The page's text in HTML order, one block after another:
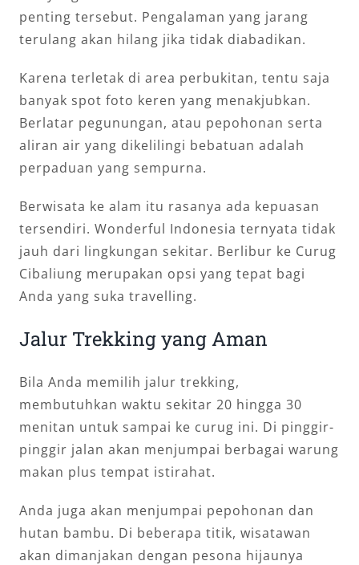
penting tersebut. Pengalaman yang jarang
terulang akan hilang jika tidak diabadikan.
Karena terletak di area perbukitan, tentu saja
banyak spot foto keren yang menakjubkan.
Berlatar pegunungan, atau pepohonan serta
aliran air yang dikelilingi bebatuan adalah
perpaduan yang sempurna.
Berwisata ke alam itu rasanya ada kepuasan
tersendiri. Wonderful Indonesia ternyata tidak
jauh dari lingkungan sekitar. Berlibur ke Curug
Cibaliung merupakan opsi yang tepat bagi
Anda yang suka travelling.
Jalur Trekking yang Aman
Bila Anda memilih jalur trekking,
membutuhkan waktu sekitar 20 hingga 30
menitan untuk sampai ke curug ini. Di pinggir-
pinggir jalan akan menjumpai berbagai warung
makan plus tempat istirahat.
Anda juga akan menjumpai pepohonan dan
hutan bambu. Di beberapa titik, wisatawan
akan dimanjakan dengan pesona hijaunya